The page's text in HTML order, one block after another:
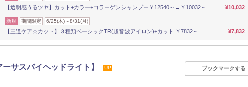
【透明感うるツヤ】カット+カラー+コラーゲンシャンプー￥12540～→￥10032～ ¥10,032
新規 期間限定 6/25(木)～8/31(月)
【王道ケア☆カット】３種類ベーシックTR(超音波アイロン)+カット ￥7832～ ¥7,832
サスバイヘッドライト】 UP ブックマークする